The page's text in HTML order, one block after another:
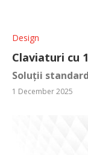
Design
Claviaturi cu
Soluții
1 December 2025